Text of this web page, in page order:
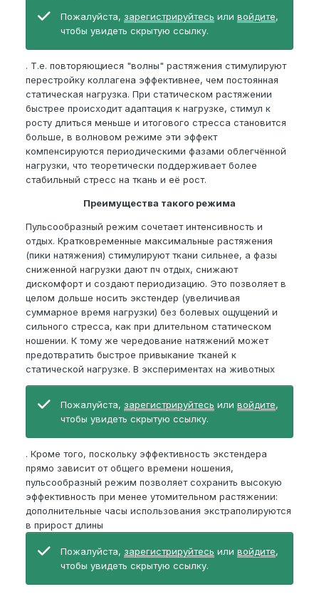
Пожалуйста, зарегистрируйтесь или войдите,
чтобы увидеть скрытую ссылку.
. Т.е. повторяющиеся "волны" растяжения стимулируют
перестройку коллагена эффективнее, чем постоянная
статическая нагрузка. При статическом растяжении
быстрее происходит адаптация к нагрузке, стимул к
росту длиться меньше и итогового стресса становится
больше, в волновом режиме эти эффект
компенсируются периодическими фазами облегчённой
нагрузки, что теоретически поддерживает более
стабильный стресс на ткань и её рост.
Преимущества такого режима
Пульсообразный режим сочетает интенсивность и
отдых. Кратковременные максимальные растяжения
(пики натяжения) стимулируют ткани сильнее, а фазы
сниженной нагрузки дают пч отдых, снижают
дискомфорт и создают периодизацию. Это позволяет в
целом дольше носить экстендер (увеличивая
суммарное время нагрузки) без болевых ощущений и
сильного стресса, как при длительном статическом
ношении. К тому же чередование натяжений может
предотвратить быстрое привыкание тканей к
статической нагрузке. В экспериментах на животных
Пожалуйста, зарегистрируйтесь или войдите,
чтобы увидеть скрытую ссылку.
. Кроме того, поскольку эффективность экстендера
прямо зависит от общего времени ношения,
пульсообразный режим позволяет сохранить высокую
эффективность при менее утомительном растяжении:
дополнительные часы использования экстраполируются
в прирост длины
Пожалуйста, зарегистрируйтесь или войдите,
чтобы увидеть скрытую ссылку.